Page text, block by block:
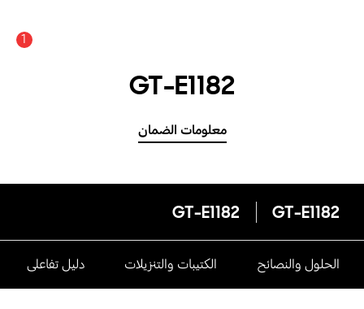
1
GT-E1182
معلومات الضمان
GT-E1182
GT-E1182
الحلول والنصائح الكتيبات والتنزيلات دليل تفاعلى